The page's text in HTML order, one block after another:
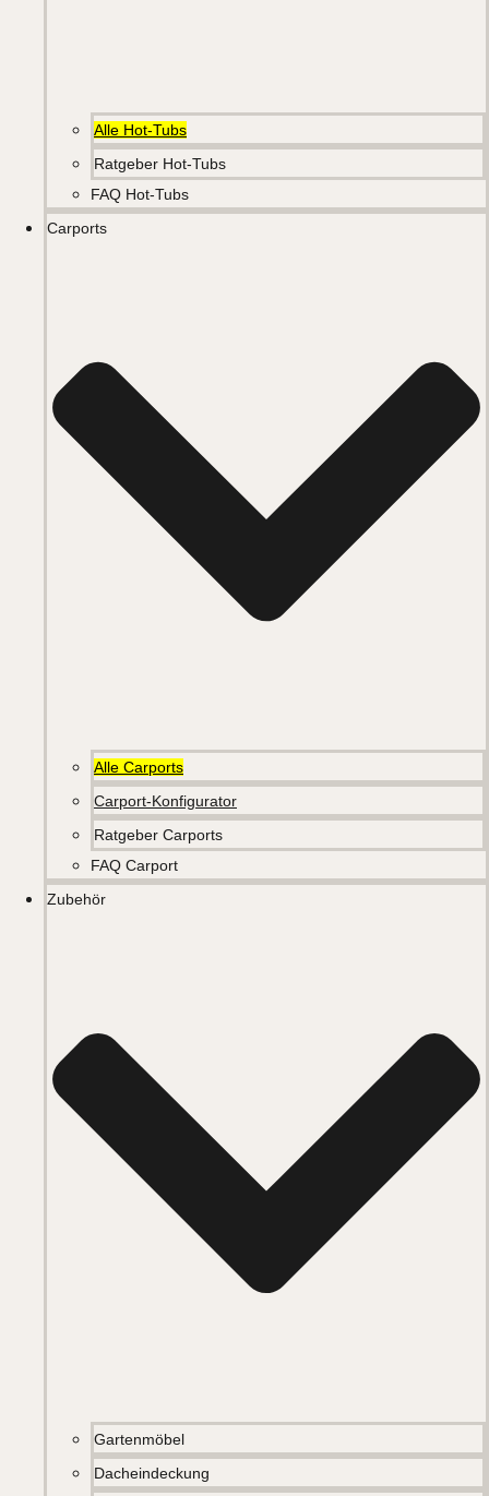
Alle Hot-Tubs
Ratgeber Hot-Tubs
FAQ Hot-Tubs
Carports
Alle Carports
Carport-Konfigurator
Ratgeber Carports
FAQ Carport
Zubehör
Gartenmöbel
Dacheindeckung